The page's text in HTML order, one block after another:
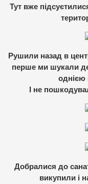
Тут вже
Рушили назад в
перше ми шукали де
однією
І не
Добралися до
викупили і